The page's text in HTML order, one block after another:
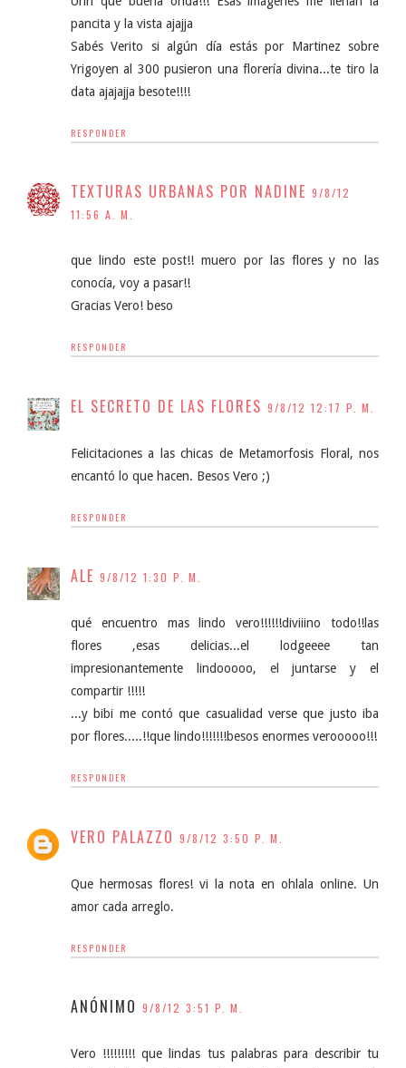
pancita y la vista ajajja
Sabés Verito si algún día estás por Martinez sobre
Yrigoyen al 300 pusieron una florería divina...te tiro la
data ajajajja besote!!!!
RESPONDER
TEXTURAS URBANAS POR NADINE 9/8/12
11:56 A. M.
que lindo este post!! muero por las flores y no las
conocía, voy a pasar!!
Gracias Vero! beso
RESPONDER
EL SECRETO DE LAS FLORES 9/8/12 12:17 P. M.
Felicitaciones a las chicas de Metamorfosis Floral, nos
encantó lo que hacen. Besos Vero ;)
RESPONDER
ALE 9/8/12 1:30 P. M.
qué encuentro mas lindo vero!!!!!!diviiino todo!!las
flores ,esas delicias...el lodgeeee tan
impresionantemente lindooooo, el juntarse y el
compartir !!!!!
...y bibi me contó que casualidad verse que justo iba
por flores.....!!que lindo!!!!!!!besos enormes verooooo!!!
RESPONDER
VERO PALAZZO 9/8/12 3:50 P. M.
Que hermosas flores! vi la nota en ohlala online. Un
amor cada arreglo.
RESPONDER
ANÓNIMO 9/8/12 3:51 P. M.
Vero !!!!!!!!! que lindas tus palabras para describir tu